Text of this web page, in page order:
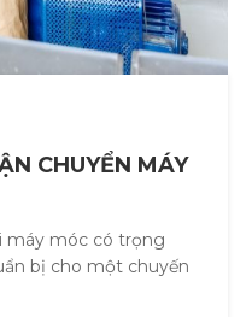
CHUYỂN MÁY
máy móc có trọng
bị cho một chuyến